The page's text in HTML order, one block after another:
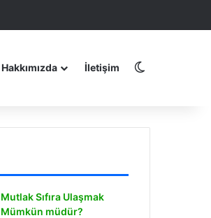
Hakkımızda İletişim
Mutlak Sıfıra Ulaşmak
Mümkün müdür?